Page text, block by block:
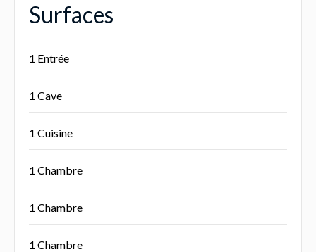
Surfaces
1 Entrée
1 Cave
1 Cuisine
1 Chambre
1 Chambre
1 Chambre